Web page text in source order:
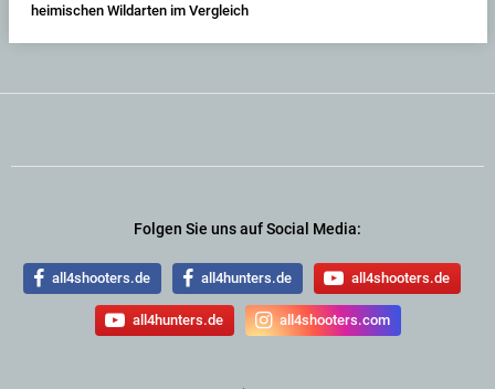
heimischen Wildarten im Vergleich
Folgen Sie uns auf Social Media:
all4shooters.de all4hunters.de all4shooters.de
all4hunters.de all4shooters.com